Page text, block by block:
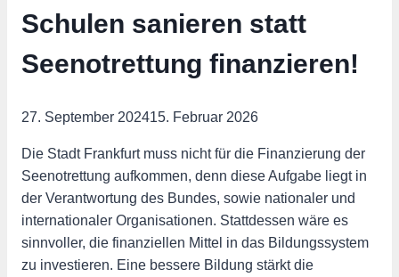
Schulen sanieren statt
Seenotrettung finanzieren!
27. September 202415. Februar 2026
Die Stadt Frankfurt muss nicht für die Finanzierung der
Seenotrettung aufkommen, denn diese Aufgabe liegt in
der Verantwortung des Bundes, sowie nationaler und
internationaler Organisationen. Stattdessen wäre es
sinnvoller, die finanziellen Mittel in das Bildungssystem
zu investieren. Eine bessere Bildung stärkt die